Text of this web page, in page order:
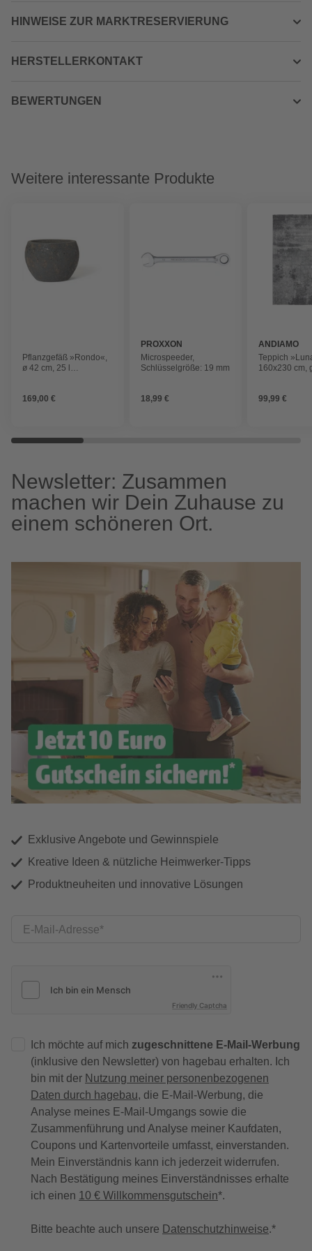
HINWEISE ZUR MARKTRESERVIERUNG
HERSTELLERKONTAKT
BEWERTUNGEN
Weitere interessante Produkte
Pflanzgefäß »Rondo«,
ø 42 cm, 25 l
169,00 €
PROXXON
Microspeeder,
Schlüsselgröße: 19 mm
18,99 €
ANDIAMO
Teppich
160x230 cm,
99,99 €
Newsletter: Zusammen
machen wir Dein Zuhause zu
einem schöneren Ort.
Exklusive Angebote und Gewinnspiele
Kreative Ideen & nützliche Heimwerker-Tipps
Produktneuheiten und innovative Lösungen
E-Mail-Adresse
Friendly Captcha
Ich möchte auf mich zugeschnittene E-Mail-Werbung
(inklusive den Newsletter) von hagebau erhalten. Ich
bin mit der Nutzung meiner personenbezogenen
Daten durch hagebau, die E-Mail-Werbung, die
Analyse meines E-Mail-Umgangs sowie die
Zusammenführung und Analyse meiner Kaufdaten,
Coupons und Kartenvorteile umfasst, einverstanden.
Mein Einverständnis kann ich jederzeit widerrufen.
Nach Bestätigung meines Einverständnisses erhalte
ich einen 10 € Willkommensgutschein*.
Bitte beachte auch unsere Datenschutzhinweise.